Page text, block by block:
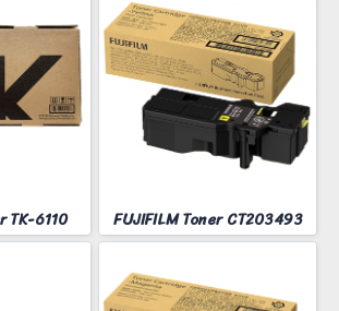
TK-6110 FUJIFILM Toner CT203493